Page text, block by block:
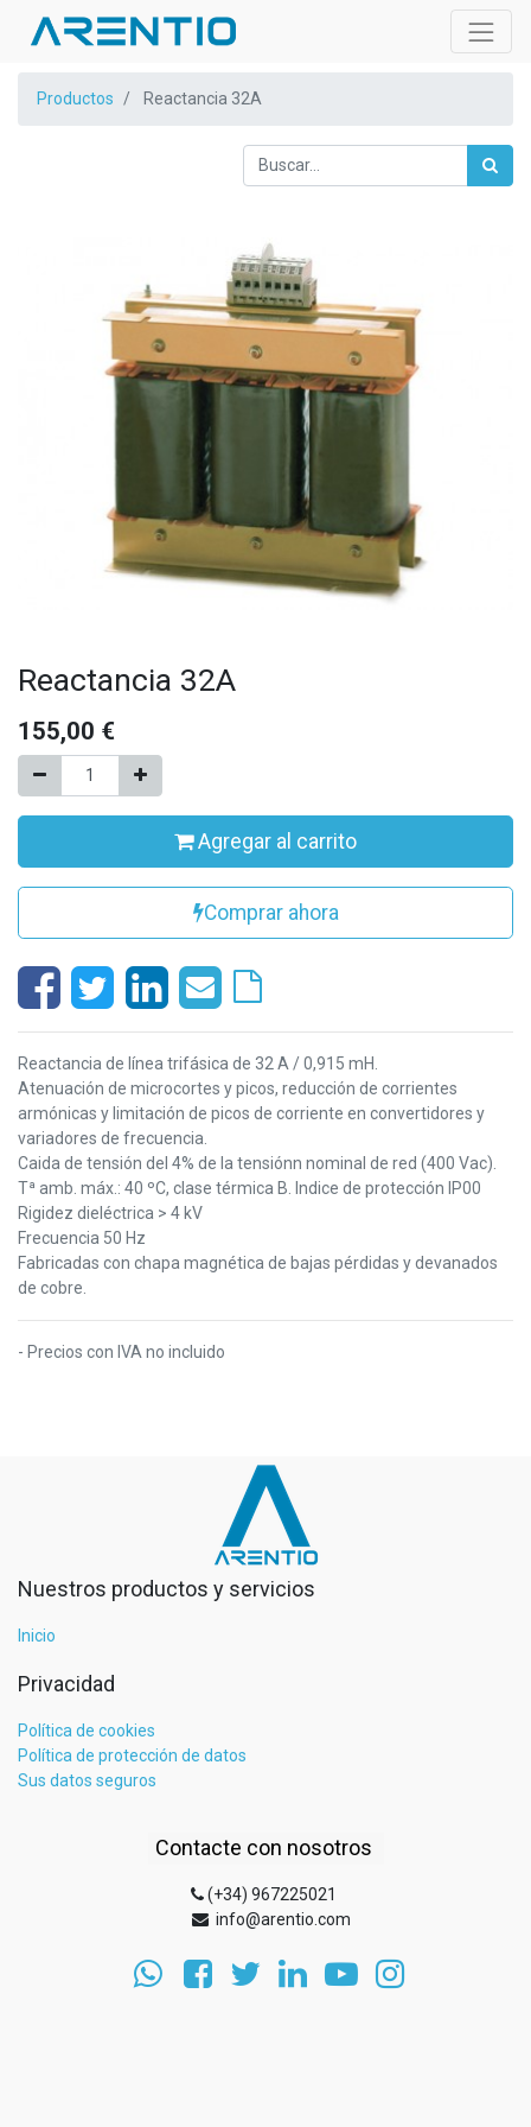
Productos Reactancia 32A
Reactancia 32A
155,00 €
Agregar al carrito
Comprar ahora
Reactancia de línea trifásica de 32 A / 0,915 mH.
Atenuación de microcortes y picos, reducción de corrientes
armónicas y limitación de picos de corriente en convertidores y
variadores de frecuencia.
Caida de tensión del 4% de la tensiónn nominal de red (400 Vac).
Tª amb. máx.: 40 ºC, clase térmica B. Indice de protección IP00
Rigidez dieléctrica > 4 kV
Frecuencia 50 Hz
Fabricadas con chapa magnética de bajas pérdidas y devanados
de cobre.
- Precios con IVA no incluido
Nuestros productos y servicios
Inicio
Privacidad
Política de cookies
Política de protección de datos
Sus datos seguros
Contacte con nosotros
(+34) 967225021
info@arentio.com